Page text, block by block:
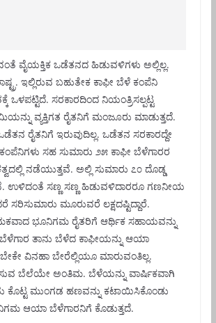
ವೈಯಕ್ತಿಕ ಒಡೆತನದ ಹಿಡುವಳಿಗಳು ಅಲ್ಲಿಲ್ಲ.
ಇಲ್ಲಿರುವ ಬಹುತೇಕ ಕಾಫೀ ಬೆಳೆ ಕಂಪೆನಿ
ಒಳಪಟ್ಟಿದೆ. ಸರಕಾರದಿಂದ ನಿಯಂತ್ರಿಸಲ್ಪಟ್ಟ
ವ್ಯಕ್ತಿಗತ ರೈತನಿಗೆ ಮಂಜೂರು ಮಾಡುತ್ತದೆ.
ರೈತನಿಗೆ ಇರುವುದಿಲ್ಲ. ಒಡೆತನ ಸರಕಾರದ್ದೇ
ಕಂಪೆನಿಗಳು ಸಹ ಸುಮಾರು ೨೫ ಕಾಫೀ ಬೆಳೆಗಾರರ
ನಡೆಯುತ್ತವೆ. ಅಲ್ಲಿ ಸುಮಾರು ೭೦ ದೊಡ್ಡ
ಉಳಿದಂತೆ ಸಣ್ಣ ಸಣ್ಣ ಹಿಡುವಳಿದಾರರೂ ಗಣನೀಯ
ಸರಿಸುಮಾರು ಮೂರುವರೆ ಲಕ್ಷದಷ್ಟಿದ್ದಾರೆ.
ಭೂನಿಗಮ ರೈತರಿಗೆ ಆರ್ಥಿಕ ಸಹಾಯವನ್ನು
ತಾನು ಬೆಳೆದ ಕಾಫೀಯನ್ನು ಆಯಾ
ವಿನಹಾ ಬೇರೆಲ್ಲಿಯೂ ಮಾರುವಂತಿಲ್ಲ.
ಬೆಲೆಯೇ ಅಂತಿಮ. ಬೆಳೆಯನ್ನು ವಾರ್ಷಿಕವಾಗಿ
ಕೊಟ್ಟ ಮುಂಗಡ ಹಣವನ್ನು ಕಟಾಯಿಸಿಕೊಂಡು
ಆಯಾ ಬೆಳೆಗಾರನಿಗೆ ಕೊಡುತ್ತದೆ.